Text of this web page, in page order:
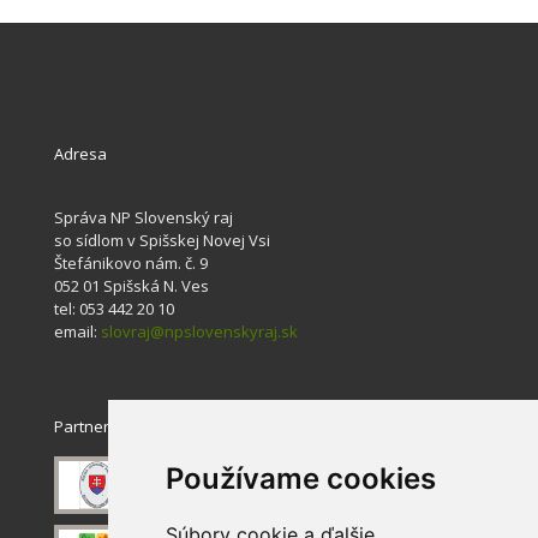
Používame cookies
Adresa
Správa NP Slovenský raj
so sídlom v Spišskej Novej Vsi
Štefánikovo nám. č. 9
052 01 Spišská N. Ves
tel: 053 442 20 10
email: slovraj@npslovenskyraj.sk
Partneri